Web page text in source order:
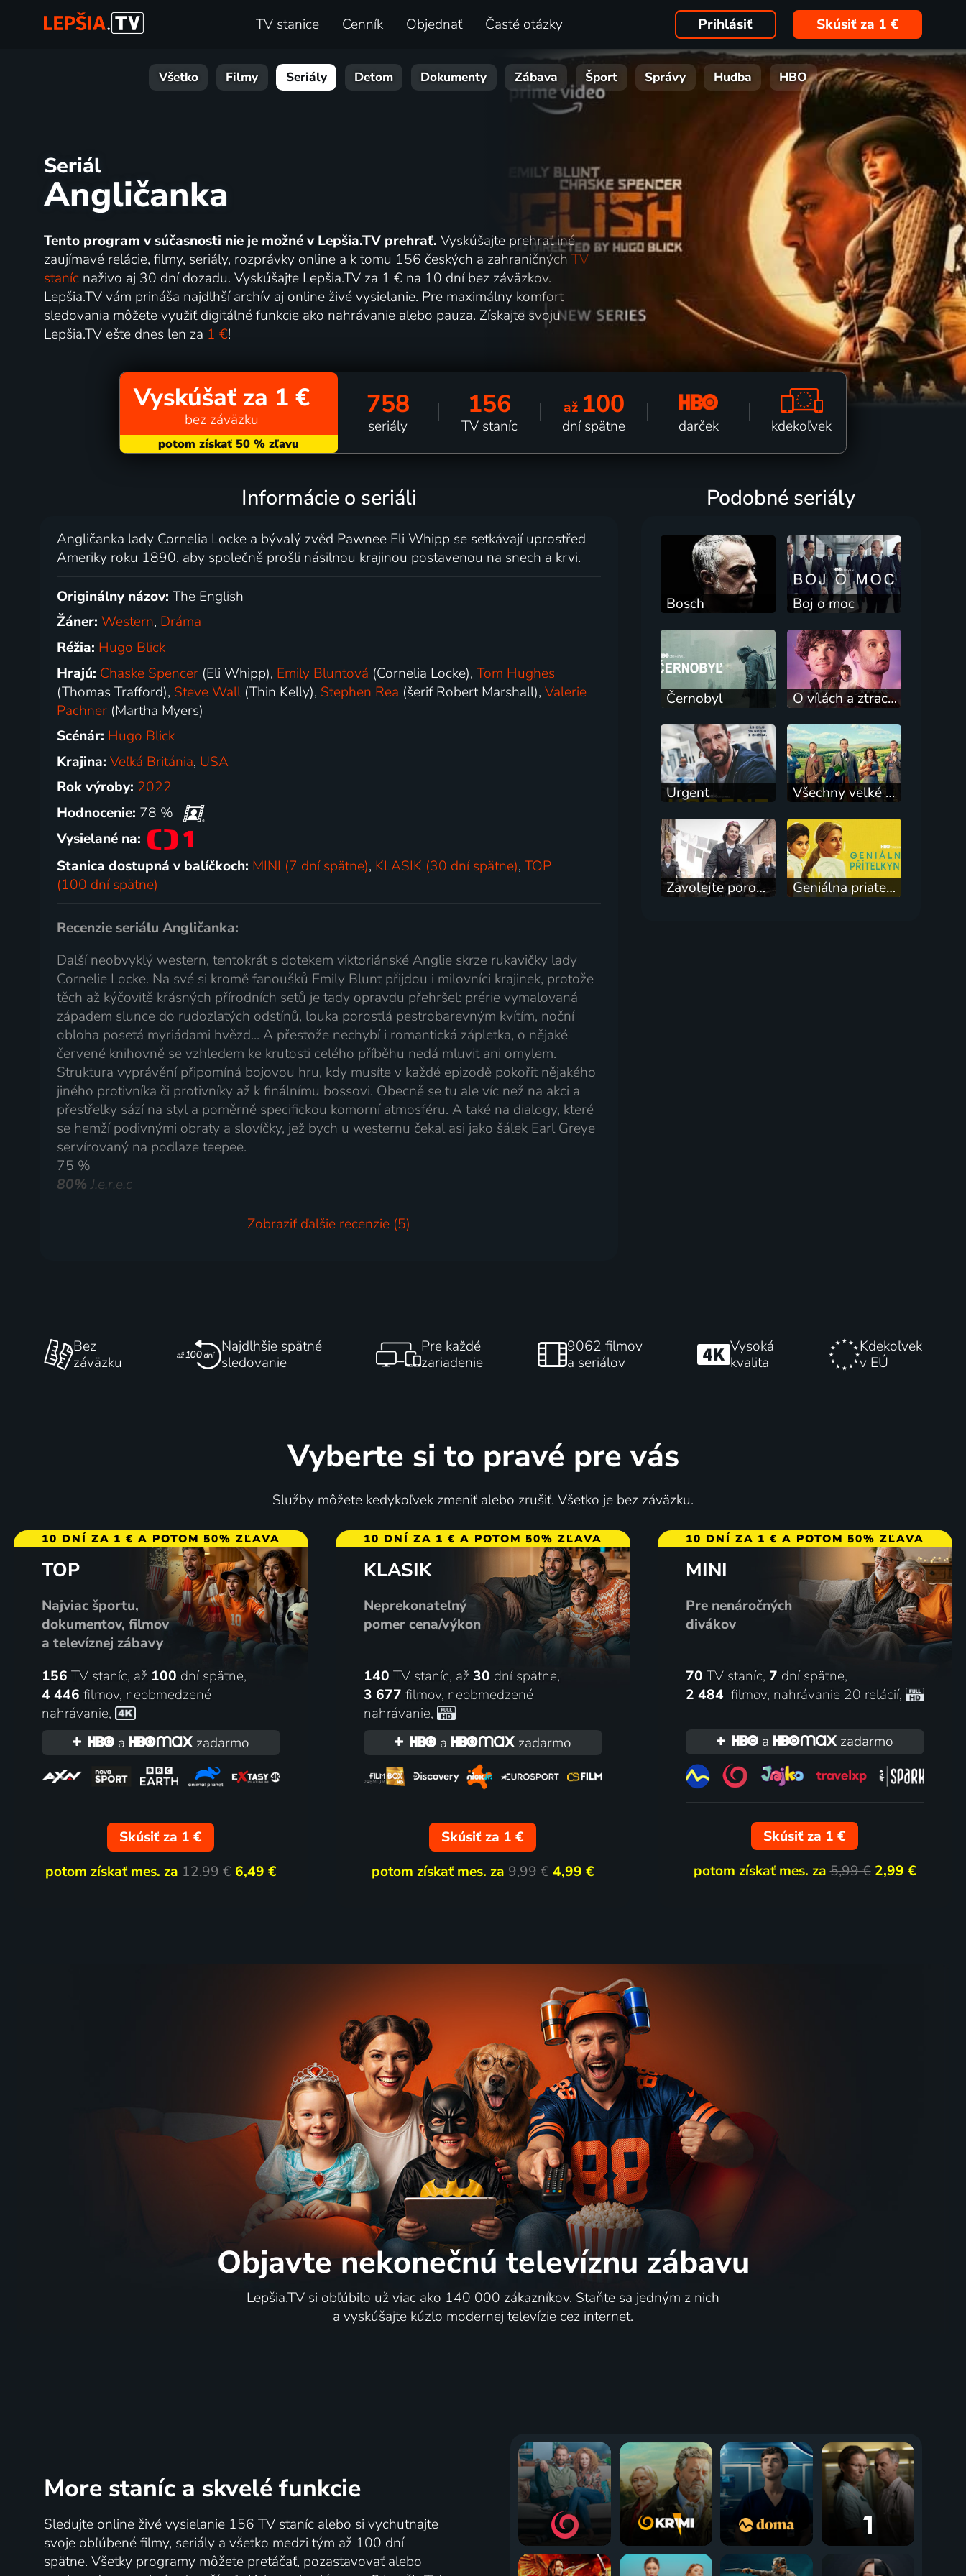
TV stanice Cenník Objednať Časté otázky Prihlásiť Skúsiť za 1 €
Všetko Filmy Seriály Deťom Dokumenty Zábava Šport Správy Hudba HBO
Seriál
Angličanka
Tento program v súčasnosti nie je možné v Lepšia.TV prehrať. Vyskúšajte prehrať iné
zaujímavé relácie, filmy, seriály, rozprávky online a k tomu 156 českých a zahraničných TV
stanícnaživo aj 30 dní dozadu. Vyskúšajte Lepšia.TV za 1 € na 10 dní bez záväzkov.
Lepšia.TV vám prináša najdlhší archív aj online živé vysielanie. Pre maximálny komfort
sledovania môžete využiť digitálné funkcie ako nahrávanie alebo pauza. Získajte svoju
Lepšia.TV ešte dnes len za 1 €!
Vyskúšať za 1 €
bez záväzku 758
seriály
156
TV staníc
až 100
dní spätne darček kdekoľvek
Informácie o seriáli
Angličanka lady Cornelia Locke a bývalý zvěd Pawnee Eli Whipp se setkávají uprostřed
Ameriky roku 1890, aby společně prošli násilnou krajinou postavenou na snech a krvi.
Originálny názov:The English
Žáner:Western, Dráma
Réžia: Hugo Blick
Hrajú: Chaske Spencer (Eli Whipp), Emily Bluntová (Cornelia Locke),Tom Hughes
(Thomas Trafford), Steve Wall(Thin Kelly), Stephen Rea (šerif Robert Marshall),Valerie
Pachner (Martha Myers)
Scénár: Hugo Blick
Krajina:Veľká Británia, USA
Rok výroby: 2022
Hodnocenie: 78 %
Vysielané na:
Stanica dostupná v balíčkoch: MINI (7 dní spätne), KLASIK (30 dní spätne),TOP
(100 dní spätne)
Recenzie seriálu Angličanka:
Další neobvyklý western, tentokrát s dotekem viktoriánské Anglie skrze rukavičky lady
Cornelie Locke. Na své si kromě fanoušků Emily Blunt přijdou i milovníci krajinek, protože
těch až kýčovitě krásných přírodních setů je tady opravdu přehršel: prérie vymalovaná
západem slunce do rudozlatých odstínů, louka porostlá pestrobarevným kvítím, noční
obloha posetá myriádami hvězd... A přestože nechybí i romantická zápletka, o nějaké
červené knihovně se vzhledem ke krutosti celého příběhu nedá mluvit ani omylem.
Struktura vyprávění připomíná bojovou hru, kdy musíte v každé epizodě pokořit nějakého
jiného protivníka či protivníky až k finálnímu bossovi. Obecně se tu ale víc než na akci a
přestřelky sází na styl a poměrně specifickou komorní atmosféru. A také na dialogy, které
se hemží podivnými obraty a slovíčky, jež bych u westernu čekal asi jako šálek Earl Greye
servírovaný na podlaze teepee.
75 %
80%J.e.r.e.c
Zobraziť ďalšie recenzie (5)
Podobné seriály
Bosch Boj o moc
Černobyl O vílách a ztracených chlapcích
Urgent Všechny velké a malé bytosti
Zavolejte porodní sestřičky XII: Vánoční speciál Geniálna priateľka
Bez
záväzku
Najdlhšie spätné
sledovanie
Pre každé
zariadenie
9062 filmov
a seriálov
Vysoká
kvalita
Kdekoľvek
v EÚ
Vyberte si to pravé pre vás
Služby môžete kedykoľvek zmeniť alebo zrušiť. Všetko je bez záväzku.
10 DNÍ ZA 1 € A POTOM 50% ZĽAVA
TOP
Najviac športu,
dokumentov, filmov
a televíznej zábavy
156 TV staníc, až 100 dní spätne,
4 446 filmov, neobmedzené
nahrávanie,
a
zadarmo
Skúsiť za 1 €
potom získať mes. za12,99 € 6,49 €
10 DNÍ ZA 1 € A POTOM 50% ZĽAVA
KLASIK
Neprekonateľný
pomer cena/výkon
140 TV staníc, až 30 dní spätne,
3 677 filmov, neobmedzené
nahrávanie,
a
zadarmo
Skúsiť za 1 €
potom získať mes. za9,99 € 4,99 €
10 DNÍ ZA 1 € A POTOM 50% ZĽAVA
MINI
Pre nenáročných
divákov
70 TV staníc, 7 dní spätne,
2 484 filmov, nahrávanie 20 relácií,
a zadarmo
Skúsiť za 1 €
potom získať mes. za5,99 € 2,99 €
Objavte nekonečnú televíznu zábavu
Lepšia.TV si obľúbilo už viac ako 140 000 zákazníkov. Staňte sa jedným z nich
a vyskúšajte kúzlo modernej televízie cez internet.
More staníc a skvelé funkcie
Sledujte online živé vysielanie 156 TV staníc alebo si vychutnajte
svoje obľúbené filmy, seriály a všetko medzi tým až 100 dní
spätne. Všetky programy môžete pretáčať, pozastavovať alebo